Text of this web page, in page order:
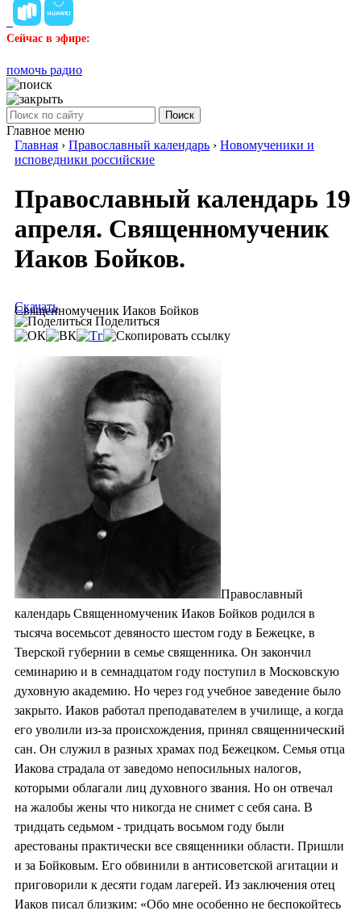
Сейчас в эфире:
помочь радио
Поиск
Главное меню
Главная › Православный календарь › Новомученики и
исповедники российские
Православный календарь 19
апреля. Священномученик
Иаков Бойков.
Священномученик Иаков Бойков
Скачать
Поделиться
Православный
календарь Священномученик Иаков Бойков родился в
тысяча восемьсот девяносто шестом году в Бежецке, в
Тверской губернии в семье священника. Он закончил
семинарию и в семнадцатом году поступил в Московскую
духовную академию. Но через год учебное заведение было
закрыто. Иаков работал преподавателем в училище, а когда
его уволили из-за происхождения, принял священнический
сан. Он служил в разных храмах под Бежецком. Семья отца
Иакова страдала от заведомо непосильных налогов,
которыми облагали лиц духовного звания. Но он отвечал
на жалобы жены что никогда не снимет с себя сана. В
тридцать седьмом - тридцать восьмом году были
арестованы практически все священники области. Пришли
и за Бойковым. Его обвинили в антисоветской агитации и
приговорили к десяти годам лагерей. Из заключения отец
Иаков писал близким: «Обо мне особенно не беспокойтесь